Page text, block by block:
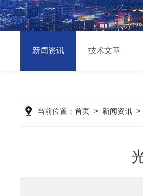
新闻资讯 技术文章
当前位置： 首页> 新闻资讯>